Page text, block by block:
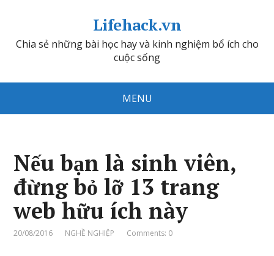
Lifehack.vn
Chia sẻ những bài học hay và kinh nghiệm bổ ích cho
cuộc sống
MENU
Nếu bạn là sinh viên,
đừng bỏ lỡ 13 trang
web hữu ích này
20/08/2016 NGHỀ NGHIỆP Comments: 0